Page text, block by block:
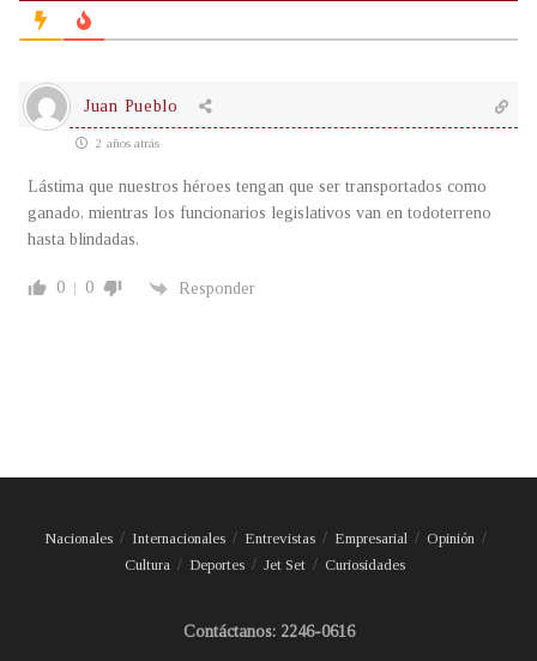
Juan Pueblo
2 años atrás
Lástima que nuestros héroes tengan que ser transportados como
ganado, mientras los funcionarios legislativos van en todoterreno
hasta blindadas.
0 0 Responder
Nacionales Internacionales Entrevistas Empresarial
Opinión
Cultura
Deportes Jet Set Curiosidades
Contáctanos: 2246-0616